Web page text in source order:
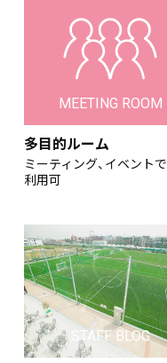
MEETING ROOM
多目的ルーム
ミーティング、イベントで
利用可
STAFF BLOG